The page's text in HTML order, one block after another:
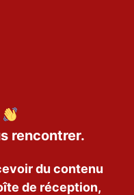
rencontrer.
du contenu
de réception,